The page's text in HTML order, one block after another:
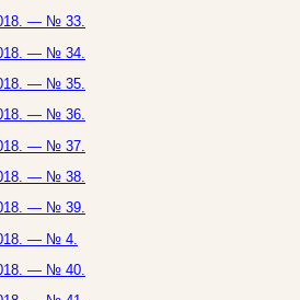
— № 33.
— № 34.
— № 35.
— № 36.
— № 37.
— № 38.
— № 39.
— № 4.
— № 40.